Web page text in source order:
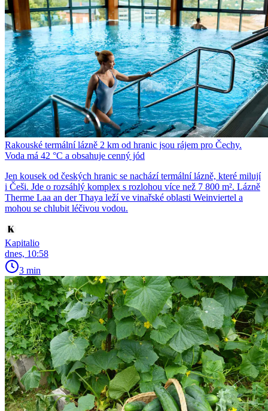
Rakouské termální lázně 2 km od hranic jsou rájem pro Čechy.
Voda má 42 °C a obsahuje cenný jód
Jen kousek od českých hranic se nachází termální lázně, které milují
i Češi. Jde o rozsáhlý komplex s rozlohou více než 7 800 m². Lázně
Therme Laa an der Thaya leží ve vinařské oblasti Weinviertel a
mohou se chlubit léčivou vodou.
Kapitalio
dnes, 10:58
3 min